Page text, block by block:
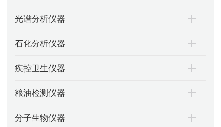
光谱分析仪器
石化分析仪器
疾控卫生仪器
粮油检测仪器
分子生物仪器